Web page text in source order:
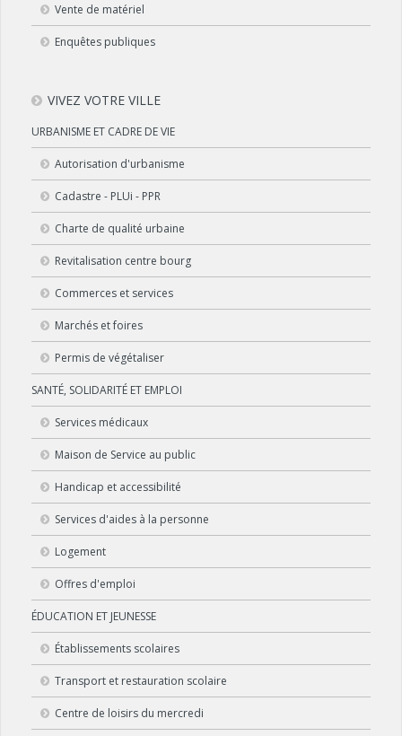
Vente de matériel
Enquêtes publiques
VIVEZ VOTRE VILLE
URBANISME ET CADRE DE VIE
Autorisation d'urbanisme
Cadastre - PLUi - PPR
Charte de qualité urbaine
Revitalisation centre bourg
Commerces et services
Marchés et foires
Permis de végétaliser
SANTÉ, SOLIDARITÉ ET EMPLOI
Services médicaux
Maison de Service au public
Handicap et accessibilité
Services d'aides à la personne
Logement
Offres d'emploi
ÉDUCATION ET JEUNESSE
Établissements scolaires
Transport et restauration scolaire
Centre de loisirs du mercredi